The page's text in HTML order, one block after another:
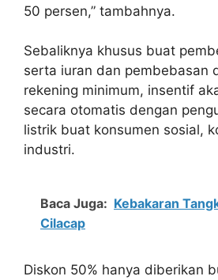
50 persen,” tambahnya.
Sebaliknya khusus buat
serta iuran dan pembebasan
rekening minimum, insentif
secara otomatis dengan
listrik buat konsumen sosial,
industri.
Baca Juga: Kebakaran
Cilacap
Diskon 50% hanya diberikan